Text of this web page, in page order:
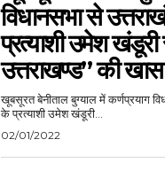
विधानसभा से
प्रत्याशी उमेश
उत्तराखण्ड” की
खूबसूरत बेनीताल बुग्याल में कर्णप्रयाग
के प्रत्याशी उमेश खंडूरी...
02/01/2022